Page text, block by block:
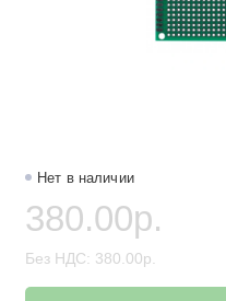
Нет в наличии
380.00р.
Без НДС: 380.00р.